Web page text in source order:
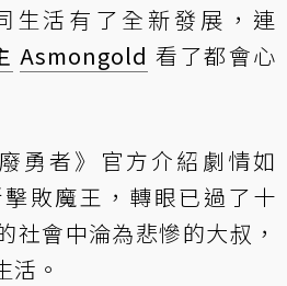
生活有了全新發展，連
Asmongold 看了都會心
勇者》官方介紹劇情如
敗魔王，轉眼已過了十
社會中淪為悲慘的大叔，
活。